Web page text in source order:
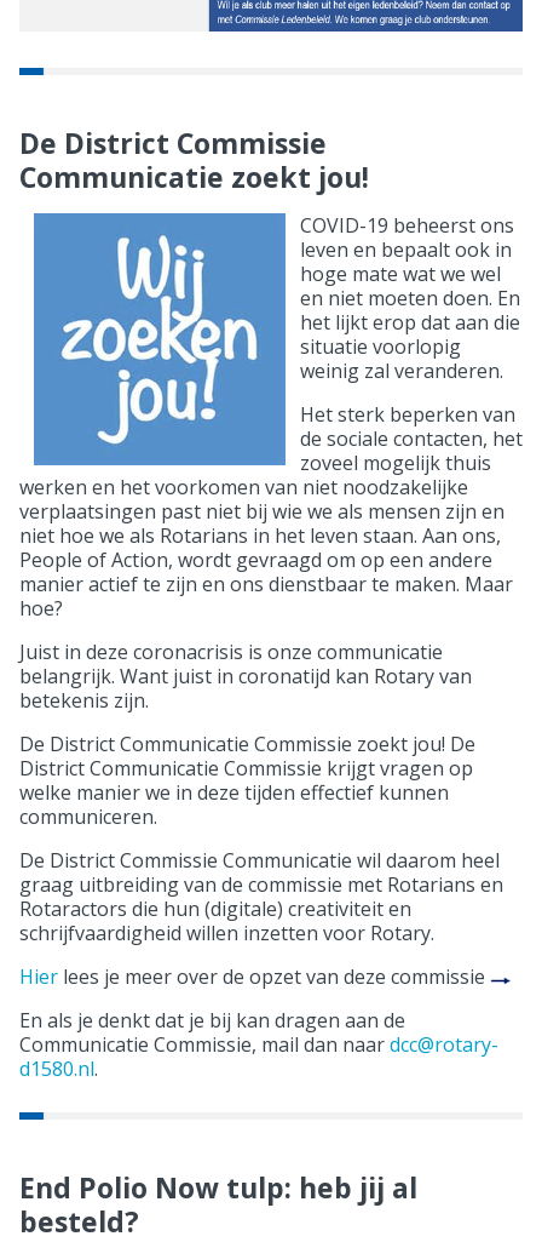
De District Commissie
Communicatie zoekt jou!
COVID-19 beheerst ons
leven en bepaalt ook in
hoge mate wat we wel
en niet moeten doen. En
het lijkt erop dat aan die
situatie voorlopig
weinig zal veranderen.
Het sterk beperken van
de sociale contacten, het
zoveel mogelijk thuis
werken en het voorkomen van niet noodzakelijke
verplaatsingen past niet bij wie we als mensen zijn en
niet hoe we als Rotarians in het leven staan. Aan ons,
People of Action, wordt gevraagd om op een andere
manier actief te zijn en ons dienstbaar te maken. Maar
hoe?
Juist in deze coronacrisis is onze communicatie
belangrijk. Want juist in coronatijd kan Rotary van
betekenis zijn.
De District Communicatie Commissie zoekt jou! De
District Communicatie Commissie krijgt vragen op
welke manier we in deze tijden effectief kunnen
communiceren.
De District Commissie Communicatie wil daarom heel
graag uitbreiding van de commissie met Rotarians en
Rotaractors die hun (digitale) creativiteit en
schrijfvaardigheid willen inzetten voor Rotary.
Hier lees je meer over de opzet van deze commissie
En als je denkt dat je bij kan dragen aan de
Communicatie Commissie, mail dan naardcc@rotary-
d1580.nl.
End Polio Now tulp: heb jij al
besteld?